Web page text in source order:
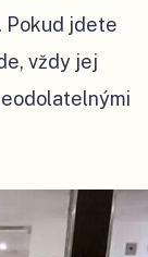
Pokud jdete
vždy jej